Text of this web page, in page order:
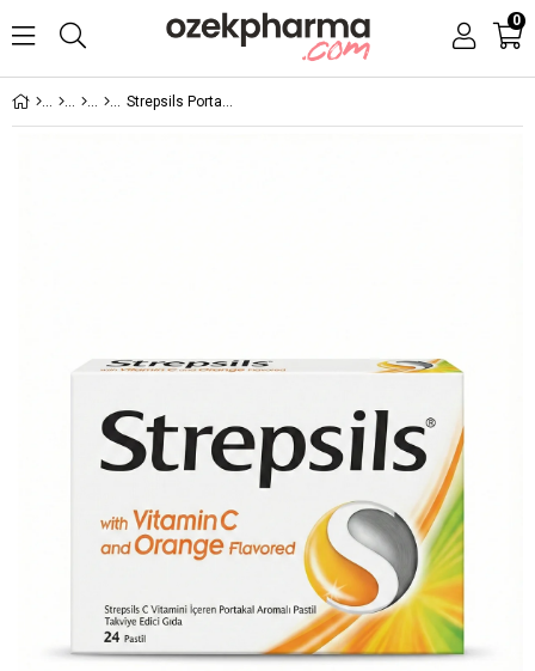
0
Strepsils Portakal Aromalı Pastil